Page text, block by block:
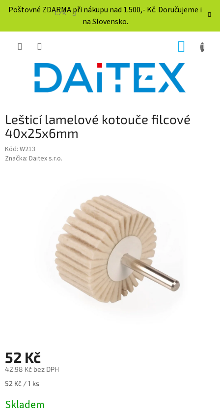
Poštovné ZDARMA při nákupu nad 1.500,- Kč. Doručujeme i
na Slovensko.
CZK
Lešticí lamelové kotouče filcové
40x25x6mm
Kód: W213
Značka: Daitex s.r.o.
52 Kč
42,98 Kč bez DPH
Měrná
52 Kč / 1 ks
Skladem